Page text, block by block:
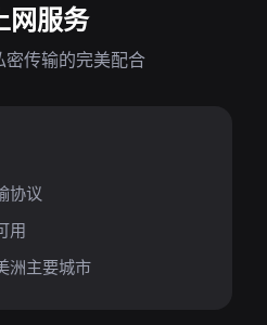
网服务
密传输的完美配合
协议
用
洲主要城市